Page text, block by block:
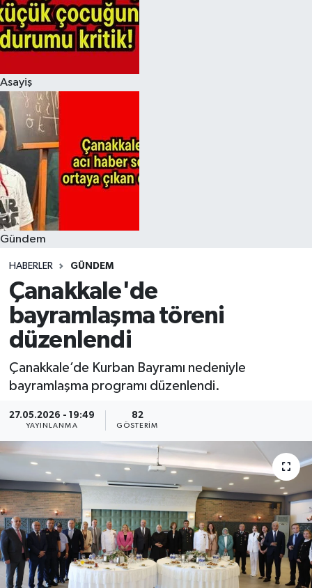
Asayiş
Gündem
HABERLER GÜNDEM
Çanakkale'de
bayramlaşma töreni
düzenlendi
Çanakkale’de Kurban Bayramı nedeniyle
bayramlaşma programı düzenlendi.
27.05.2026 - 19:49
YAYINLANMA
82
GÖSTERIM